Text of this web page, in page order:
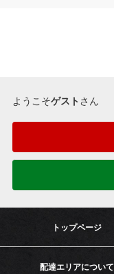
ようこそゲスト さん
トップページ
配達エリアについて